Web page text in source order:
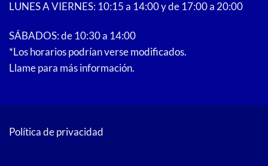
LUNES A VIERNES: 10:15 a 14:00 y de 17:00 a 20:00
SÁBADOS: de 10:30 a 14:00
*Los horarios podrían verse modificados.
Llame para más información.
Política de privacidad